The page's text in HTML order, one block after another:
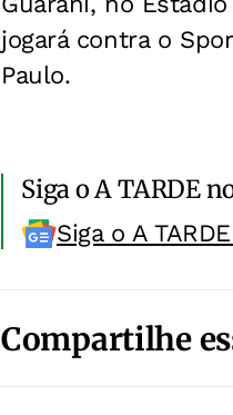
jogará contra o
Paulo.
Siga o A TARDE
Siga o A
Compartilhe